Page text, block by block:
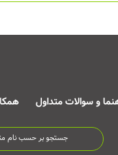
و سوالات متداول
جستجو بر حسب نام